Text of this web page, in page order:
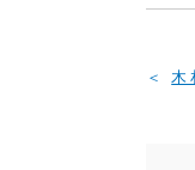
投木